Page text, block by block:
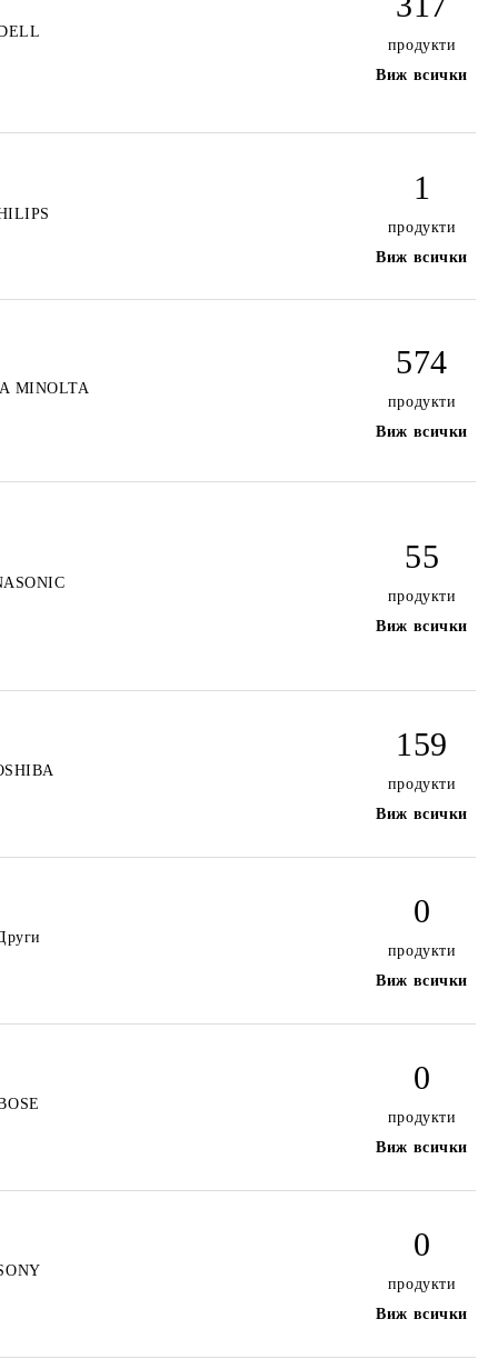
продукти
Виж всички
1
продукти
Виж всички
MINOLTA
574
продукти
Виж всички
55
продукти
Виж всички
159
продукти
Виж всички
0
продукти
Виж всички
0
продукти
Виж всички
0
продукти
Виж всички